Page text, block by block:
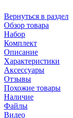
Вернуться в раздел
Обзор товара
Набор
Комплект
Описание
Характеристики
Аксессуары
Отзывы
Похожие товары
Наличие
Файлы
Видео